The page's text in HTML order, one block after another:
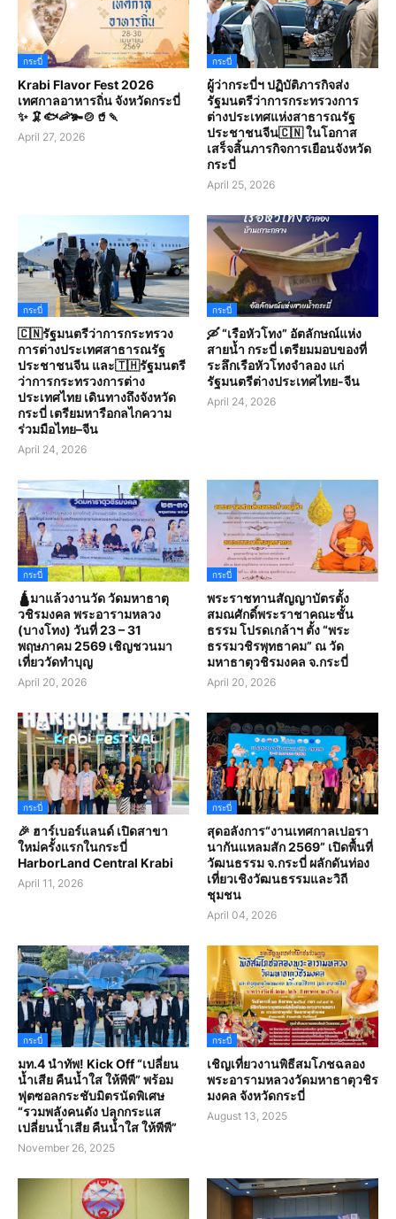
กระบี่
Krabi Flavor Fest 2026
เทศกาลอาหารถิ่น จังหวัดกระบี่
✨ 🦑🐟🦐🫚🍲🥤🍡
April 27, 2026
กระบี่
ผู้ว่ากระบี่ฯ ปฏิบัติภารกิจส่ง
รัฐมนตรีว่าการกระทรวงการ
ต่างประเทศแห่งสาธารณรัฐ
ประชาชนจีน🇨🇳 ในโอกาส
เสร็จสิ้นภารกิจการเยือนจังหวัด
กระบี่
April 25, 2026
กระบี่
🇨🇳รัฐมนตรีว่าการกระทรวง
การต่างประเทศสาธารณรัฐ
ประชาชนจีน และ🇹🇭รัฐมนตรี
ว่าการกระทรวงการต่าง
ประเทศไทย เดินทางถึงจังหวัด
กระบี่ เตรียมหารือกลไกความ
ร่วมมือไทย–จีน
April 24, 2026
กระบี่
🛶 “เรือหัวโทง” อัตลักษณ์แห่ง
สายน้ำ กระบี่ เตรียมมอบของที่
ระลึกเรือหัวโทงจำลอง แก่
รัฐมนตรีต่างประเทศไทย-จีน
April 24, 2026
กระบี่
🛕มาแล้วงานวัด วัดมหาธาตุ
วชิรมงคล พระอารามหลวง
(บางโทง) วันที่ 23 – 31
พฤษภาคม 2569 เชิญชวนมา
เที่ยววัดทำบุญ
April 20, 2026
กระบี่
พระราชทานสัญญาบัตรตั้ง
สมณศักดิ์พระราชาคณะชั้น
ธรรม โปรดเกล้าฯ ตั้ง “พระ
ธรรมวชิรพุทธาคม” ณ วัด
มหาธาตุวชิรมงคล จ.กระบี่
April 20, 2026
กระบี่
🎉 ฮาร์เบอร์แลนด์ เปิดสาขา
ใหม่ครั้งแรกในกระบี่
HarborLand Central Krabi
April 11, 2026
กระบี่
สุดอลังการ“งานเทศกาลเปอรา
นากันแหลมสัก 2569” เปิดพื้นที่
วัฒนธรรม จ.กระบี่ ผลักดันท่อง
เที่ยวเชิงวัฒนธรรมและวิถี
ชุมชน
April 04, 2026
กระบี่
มท.4 นำทัพ! Kick Off “เปลี่ยน
น้ำเสีย คืนน้ำใส ให้พีพี” พร้อม
ฟุตซอลกระชับมิตรนัดพิเศษ
“รวมพลังคนดัง ปลุกกระแส
เปลี่ยนน้ำเสีย คืนน้ำใส ให้พีพี”
November 26, 2025
กระบี่
เชิญเที่ยวงานพิธีสมโภชฉลอง
พระอารามหลวงวัดมหาธาตุวชิร
มงคล จังหวัดกระบี่
August 13, 2025